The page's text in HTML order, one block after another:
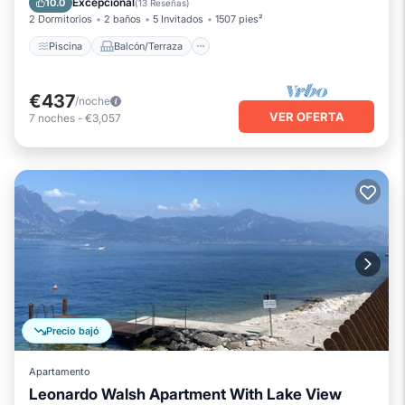
10.0 (13 Reseñas)
2 Dormitorios 2 baños 5 Invitados 1507 pies²
Piscina Balcón/Terraza
€437/noche
7 noches - €3,057 VER OFERTA
Precio bajó
Apartamento
Leonardo Walsh Apartment With Lake View